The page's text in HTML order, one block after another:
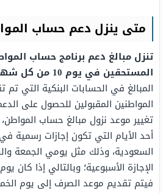
متى ينزل دعم حساب
تنزل مبالغ دعم برنامج حساب
المستحقين في يوم 10 من كل شهر ميلادي
المبالغ في الحسابات البنكية التي
المواطنين المقبولين للحصول على
أحد الأيام التي تكون إجازات رسمية
السعودية، وذلك مثل يومي الجمعة